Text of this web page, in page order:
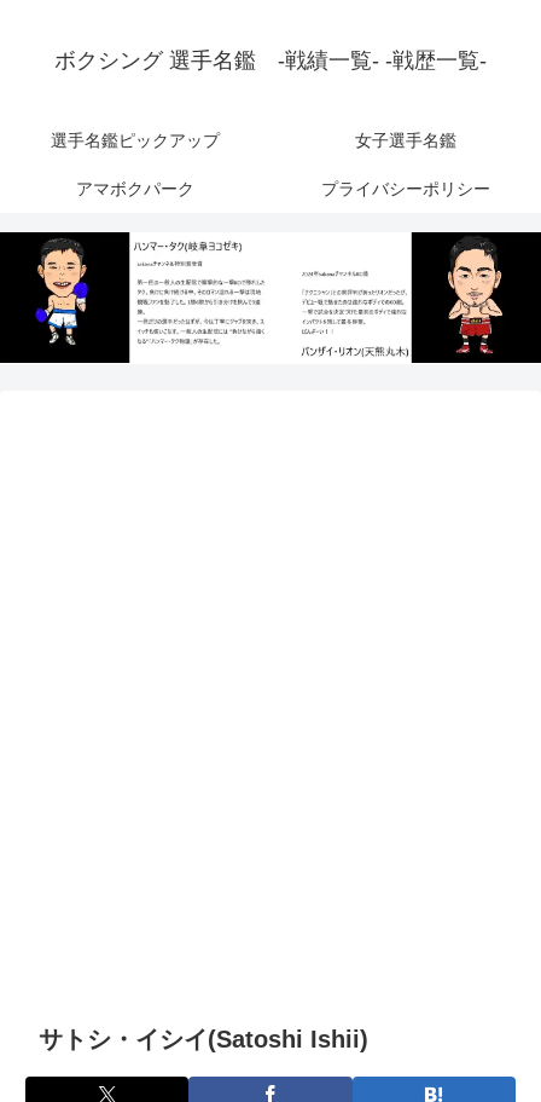
ボクシング 選手名鑑 -戦績一覧- -戦歴一覧-
選手名鑑ピックアップ 女子選手名鑑
アマボクパーク プライバシーポリシー
サトシ・イシイ(Satoshi Ishii)